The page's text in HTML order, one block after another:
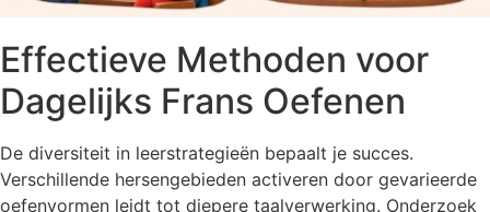
Effectieve Methoden voor
Dagelijks Frans Oefenen
De diversiteit in leerstrategieën bepaalt je succes.
Verschillende hersengebieden activeren door gevarieerde
oefenvormen leidt tot diepere taalverwerking. Onderzoek